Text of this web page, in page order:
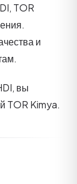
TOR
и
вы
TOR Kimya.